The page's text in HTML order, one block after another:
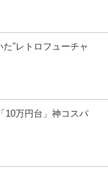
”レトロフューチャ
10万円台」神コスパ